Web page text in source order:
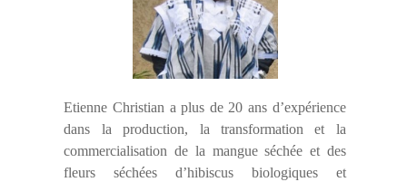
Etienne Christian a plus de 20 ans d’expérience
dans la production, la transformation et la
commercialisation de la mangue séchée et des
fleurs séchées d’hibiscus biologiques et